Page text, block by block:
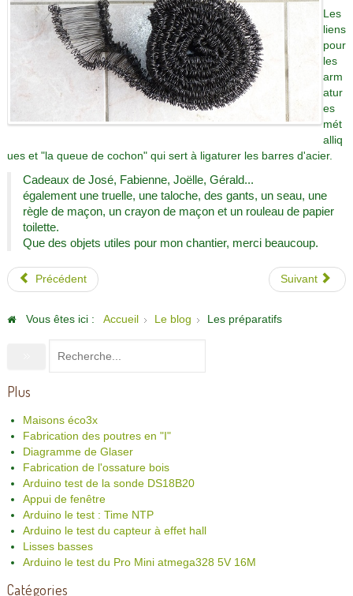
Les
liens
pour
les
arm
atur
es
mét
alliq
ues et "la queue de cochon" qui sert à ligaturer les barres d'acier.
Cadeaux de José, Fabienne, Joëlle, Gérald...
également une truelle, une taloche, des gants, un seau, une
règle de maçon, un crayon de maçon et un rouleau de papier
toilette.
Que des objets utiles pour mon chantier, merci beaucoup.
Précédent Suivant
Vous êtes ici : Accueil Le blog Les préparatifs
Plus
Maisons éco3x
Fabrication des poutres en "I"
Diagramme de Glaser
Fabrication de l'ossature bois
Arduino test de la sonde DS18B20
Appui de fenêtre
Arduino le test : Time NTP
Arduino le test du capteur à effet hall
Lisses basses
Arduino le test du Pro Mini atmega328 5V 16M
Catégories